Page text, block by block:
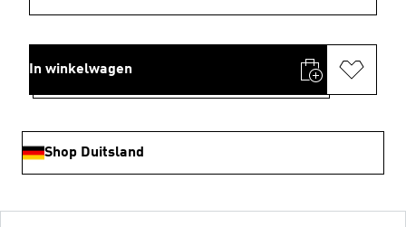
In winkelwagen
Shop Duitsland